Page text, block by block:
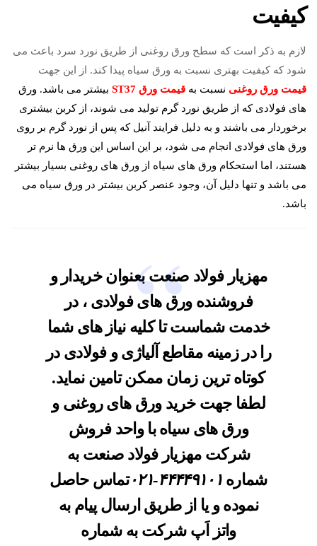
کیفیت
لازم به ذکر است که سطح ورق روغنی از طریق نورد سرد باعث می
شود که کیفیت بهتری نسبت به ورق سیاه پیدا کند. از این جهت
قیمت ورق روغنی نسبت به قیمت ورق ST37
بیشتر می باشد. ورق
های فولادی که از طریق نورد گرم تولید می شوند، از کربن بیشتری
برخوردار می باشند و به دلیل فرایند آنیل که پس از نورد گرم بر روی
ورق های فولادی انجام می شود، بر این اساس این ورق ها نرم تر
هستند، اما استحکام ورق های سیاه از ورق های روغنی بسیار بیشتر
می باشد و تنها دلیل آن، وجود عنصر کربن بیشتر در ورق سیاه می
باشد.
مهزیار فولاد صنعتبعنوان خریدار و
فروشندهورق های فولادی ، در
خدمت شماست تا کلیه نیاز های شما
را در زمینه مقاطع آلیاژی و فولادی در
کوتاه ترین زمان ممکن تامین نماید.
لطفا جهتخرید ورق های روغنی و
ورق های سیاهبا واحد فروش
شرکت مهزیار فولاد صنعت به
شماره۴۴۴۴۹۱۰۱-۰۲۱
تماس حاصل
نموده و یا از طریق ارسال پیام به
واتز اَپ شرکت به شماره